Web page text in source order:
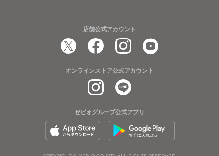
店舗公式アカウント
オンラインストア公式アカウント
ゼビオグループ公式アプリ